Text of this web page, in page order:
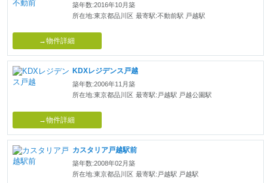
築年数:2016年10月築
所在地:東京都品川区 最寄駅:不動前駅 戸越駅
→物件詳細
KDXレジデンス戸越
築年数:2006年11月築
所在地:東京都品川区 最寄駅:戸越駅 戸越公園駅
→物件詳細
カスタリア戸越駅前
築年数:2008年02月築
所在地:東京都品川区 最寄駅:戸越駅 戸越駅